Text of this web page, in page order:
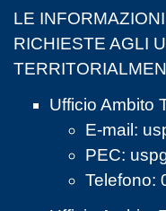
LE
RICHIESTE AGLI
Ufficio Ambito
E-mail:
PEC:
Telefono: